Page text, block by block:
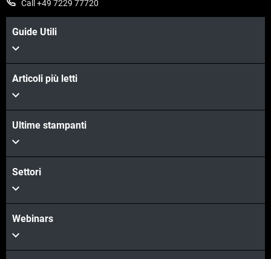
Scopri di più
Scopri di più
Call +49 7229 77720
Guide Utili
Articoli più letti
Ultime stampanti
Settori
Webinars